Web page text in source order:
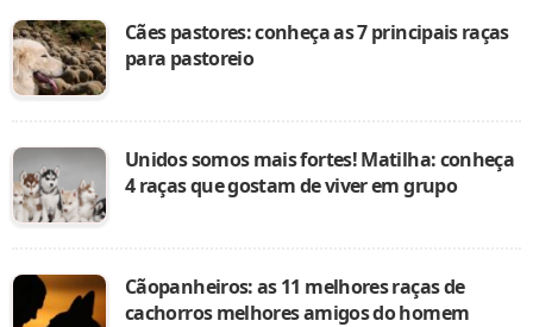
Cães pastores: conheça as 7 principais raças
para pastoreio
Unidos somos mais fortes! Matilha: conheça
4 raças que gostam de viver em grupo
Cãopanheiros: as 11 melhores raças de
cachorros melhores amigos do homem